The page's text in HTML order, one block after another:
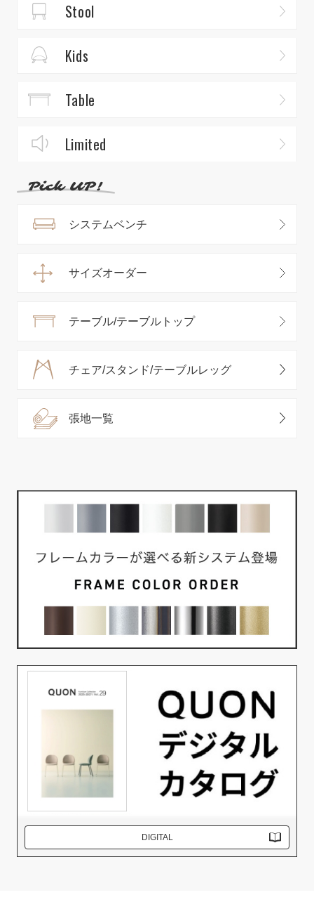
Stool
Kids
Table
Limited
システムベンチ
サイズオーダー
テーブル/テーブルトップ
チェア/スタンド/テーブルレッグ
張地一覧
DIGITAL